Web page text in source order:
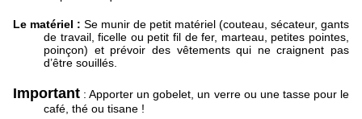
Le matériel : Se munir de petit matériel (couteau, sécateur, gants
de travail, ficelle ou petit fil de fer, marteau, petites pointes,
poinçon) et prévoir des vêtements qui ne craignent pas
d’être souillés.
Important : Apporter un gobelet, un verre ou une tasse pour le
café, thé ou tisane !